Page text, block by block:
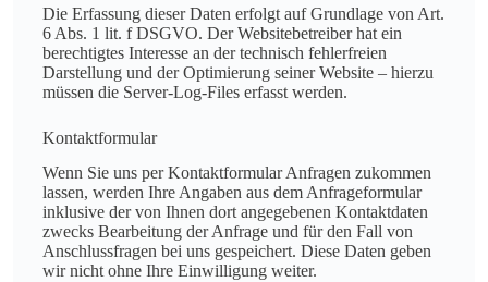
Die Erfassung dieser Daten erfolgt auf Grundlage von Art.
6 Abs. 1 lit. f DSGVO. Der Websitebetreiber hat ein
berechtigtes Interesse an der technisch fehlerfreien
Darstellung und der Optimierung seiner Website – hierzu
müssen die Server-Log-Files erfasst werden.
Kontaktformular
Wenn Sie uns per Kontaktformular Anfragen zukommen
lassen, werden Ihre Angaben aus dem Anfrageformular
inklusive der von Ihnen dort angegebenen Kontaktdaten
zwecks Bearbeitung der Anfrage und für den Fall von
Anschlussfragen bei uns gespeichert. Diese Daten geben
wir nicht ohne Ihre Einwilligung weiter.